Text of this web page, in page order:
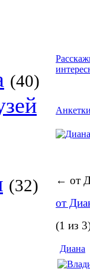
(40)
(32) ← от
от
(1 из
Диана